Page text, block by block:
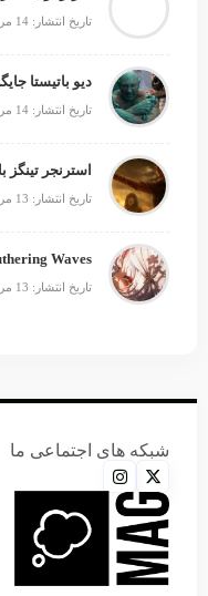
تاریخ انتشار: 14 مرداد 1405
دیو باتیستا
تاریخ انتشار: 14 مرداد 1405
استرنجر
تاریخ انتشار: 13 مرداد 1405
تاریخ انتشار: 13 مرداد 1405
شبکه های اجتماعی ما